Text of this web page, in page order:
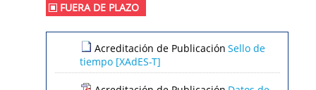
FUERA DE PLAZO
Acreditación de Publicación Sello de
tiempo [XAdES-T]